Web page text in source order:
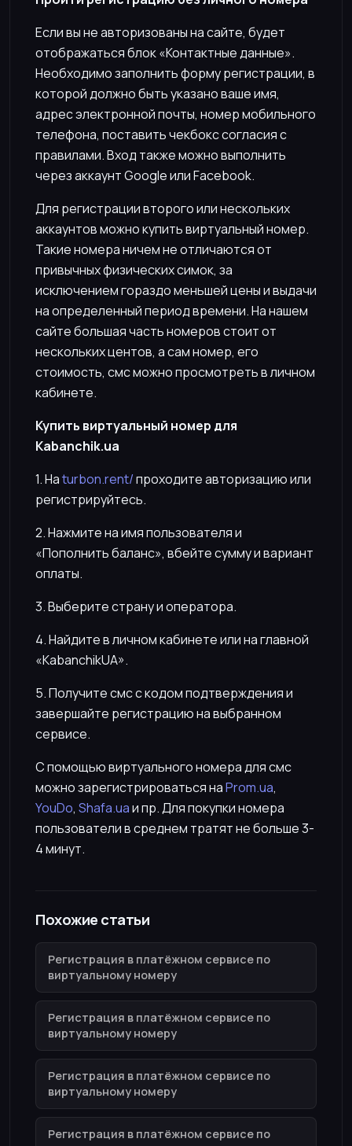
Если вы не авторизованы на сайте, будет
отображаться блок «Контактные данные».
Необходимо заполнить форму регистрации, в
которой должно быть указано ваше имя,
адрес электронной почты, номер мобильного
телефона, поставить чекбокс согласия с
правилами. Вход также можно выполнить
через аккаунт Google или Facebook.
Для регистрации второго или нескольких
аккаунтов можно купить виртуальный номер.
Такие номера ничем не отличаются от
привычных физических симок, за
исключением гораздо меньшей цены и выдачи
на определенный период времени. На нашем
сайте большая часть номеров стоит от
нескольких центов, а сам номер, его
стоимость, смс можно просмотреть в личном
кабинете.
Купить виртуальный номер для
Kabanchik.ua
1. Наturbon.rent/проходите авторизацию или
регистрируйтесь.
2. Нажмите на имя пользователя и
«Пополнить баланс», вбейте сумму и вариант
оплаты.
3. Выберите страну и оператора.
4. Найдите в личном кабинете или на главной
«KabanchikUA».
5. Получите смс с кодом подтверждения и
завершайте регистрацию на выбранном
сервисе.
С помощью виртуального номера для смс
можно зарегистрироваться наProm.ua,
YouDo, Shafa.uaи пр. Для покупки номера
пользователи в среднем тратят не больше 3-
4 минут.
Похожие статьи
Регистрация в платёжном сервисе по
виртуальному номеру
Регистрация в платёжном сервисе по
виртуальному номеру
Регистрация в платёжном сервисе по
виртуальному номеру
Регистрация в платёжном сервисе по